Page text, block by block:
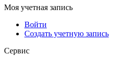
Моя учетная запись
Войти
Создать учетную запись
Сервис